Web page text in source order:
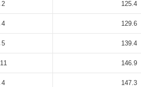
125.4
129.6
139.4
146.9
147.3